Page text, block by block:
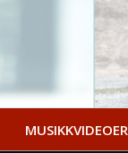
MUSIKKVIDEOER